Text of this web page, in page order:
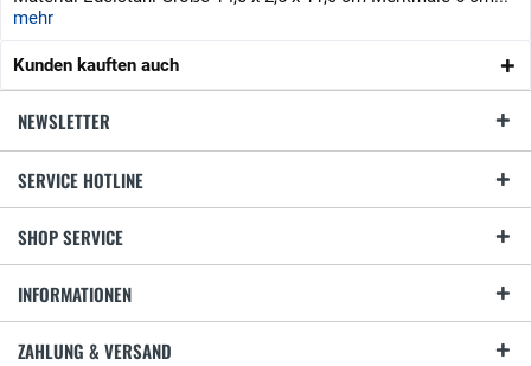
mehr
Kunden kauften auch
NEWSLETTER
SERVICE HOTLINE
SHOP SERVICE
INFORMATIONEN
ZAHLUNG & VERSAND